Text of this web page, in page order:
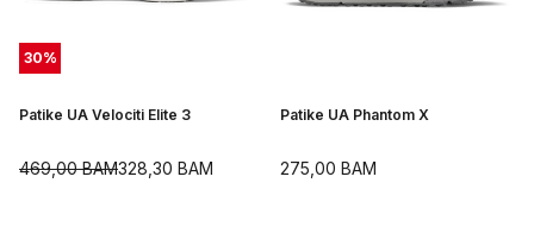
30%
Patike UA Velociti Elite 3
328,30 BAM
469,00BAM
Patike UA Phantom X
275,00 BAM